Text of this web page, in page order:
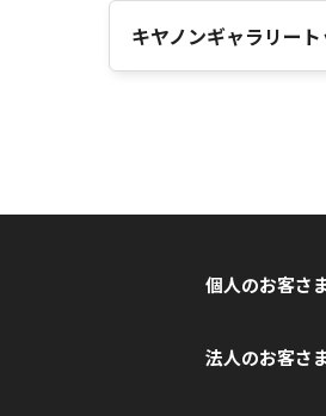
キヤノンギャラリー
個人のお客さ
法人のお客さ